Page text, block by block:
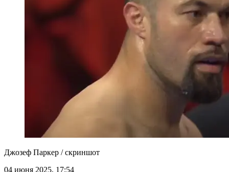
Джозеф Паркер / скриншот
04 июня 2025, 17:54